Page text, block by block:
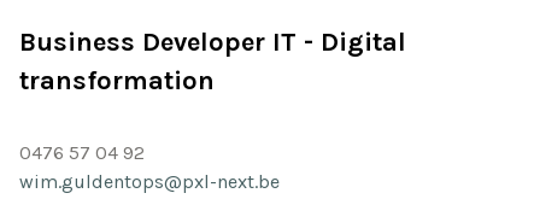
Business Developer IT - Digital
transformation
0476 57 04 92
wim.guldentops@pxl-next.be